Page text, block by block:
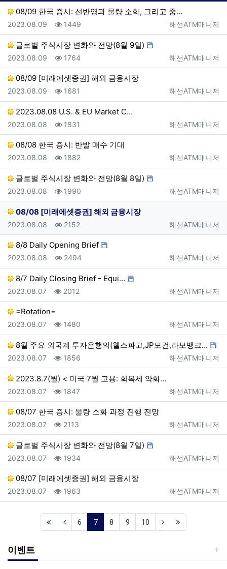
08/09 한국 증시: 선반영과 물량 소화, 그리고 중…
등록자
해선ATM매니저
등록일
2023.08.09 조회
1449
글로벌 주식시장 변화와 전망(8월 9일)
등록자
해선ATM매니저
등록일
2023.08.09 조회
1764
08/09 [미래에셋증권] 해외 금융시장
등록자
해선ATM매니저
등록일
2023.08.09 조회
1681
2023.08.08 U.S. & EU Market C…
등록자
해선ATM매니저
등록일
2023.08.08 조회
1831
08/08 한국 증시: 반발 매수 기대
등록자
해선ATM매니저
등록일
2023.08.08 조회
1882
글로벌 주식시장 변화와 전망(8월 8일)
등록자
해선ATM매니저
등록일
2023.08.08 조회
1990
08/08 [미래에셋증권] 해외 금융시장
등록자
해선ATM매니저
등록일
2023.08.08 조회
2152
8/8 Daily Opening Brief
등록자
해선ATM매니저
등록일
2023.08.08 조회
2494
8/7 Daily Closing Brief - Equi…
등록자
해선ATM매니저
등록일
2023.08.07 조회
2012
=Rotation=
등록자
해선ATM매니저
등록일
2023.08.07 조회
1480
8월 주요 외국계 투자은행의(웰스파고,JP모건,라보뱅크…
등록자
해선ATM매니저
등록일
2023.08.07 조회
1856
2023.8.7(월) < 미국 7월 고용: 회복세 약화…
등록자
해선ATM매니저
등록일
2023.08.07 조회
1847
08/07 한국 증시: 물량 소화 과정 진행 전망
등록자
해선ATM매니저
등록일
2023.08.07 조회
2113
글로벌 주식시장 변화와 전망(8월 7일)
등록자
해선ATM매니저
등록일
2023.08.07 조회
1934
08/07 [미래에셋증권] 해외 금융시장
등록자
해선ATM매니저
등록일
2023.08.07 조회
1963
6 7(current)
8 9 10
이벤트